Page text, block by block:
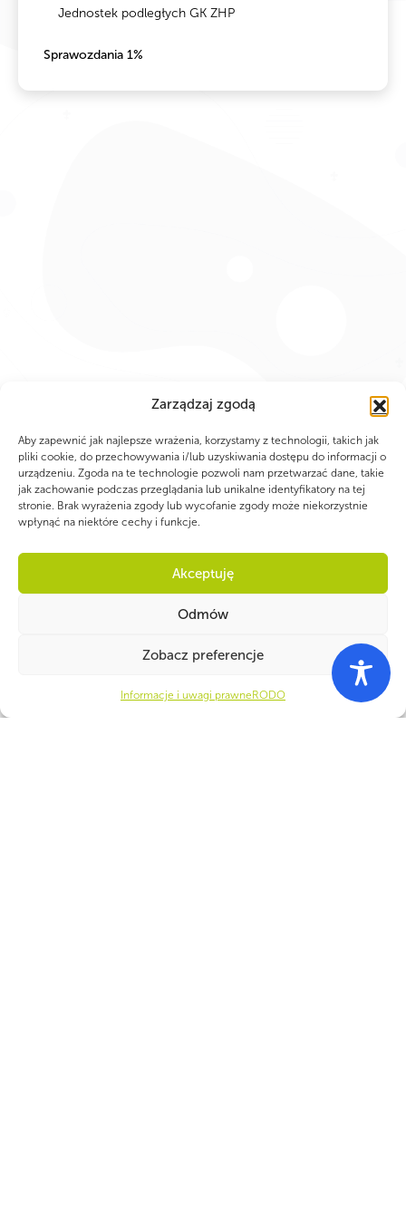
Zarządzaj zgodą
Aby zapewnić jak najlepsze wrażenia, korzystamy z technologii, takich jak
pliki cookie, do przechowywania i/lub uzyskiwania dostępu do informacji o
urządzeniu. Zgoda na te technologie pozwoli nam przetwarzać dane, takie
jak zachowanie podczas przeglądania lub unikalne identyfikatory na tej
stronie. Brak wyrażenia zgody lub wycofanie zgody może niekorzystnie
wpłynąć na niektóre cechy i funkcje.
Akceptuję
Odmów
Zobacz preferencje
Informacje i uwagi prawne RODO
Jednostek podległych GK ZHP
Sprawozdania 1%
PARTNERZY